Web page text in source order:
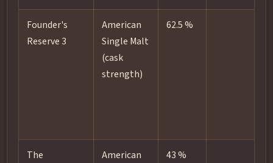
Founder's
Reserve 3
American
Single Malt
(cask
strength)
62.5 %
The
American
43 %